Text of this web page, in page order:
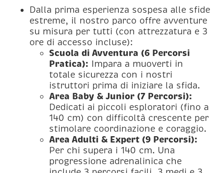
Dalla prima esperienza sospesa alle sfide
estreme, il nostro parco offre avventure
su misura per tutti (con attrezzatura e 3
ore di accesso incluse):
Scuola di Avventura (6 Percorsi
Pratica): Impara a muoverti in
totale sicurezza con i nostri
istruttori prima di iniziare la sfida.
Area Baby & Junior (7 Percorsi):
Dedicati ai piccoli esploratori (fino a
140 cm) con difficoltà crescente per
stimolare coordinazione e coraggio.
Area Adulti & Expert (9 Percorsi):
Per chi supera i 140 cm. Una
progressione adrenalinica che